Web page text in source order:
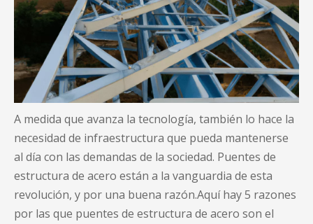
A medida que avanza la tecnología, también lo hace la
necesidad de infraestructura que pueda mantenerse
al día con las demandas de la sociedad. Puentes de
estructura de acero están a la vanguardia de esta
revolución, y por una buena razón.Aquí hay 5 razones
por las que puentes de estructura de acero son el